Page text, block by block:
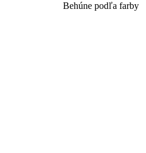
Behúne podľa farby